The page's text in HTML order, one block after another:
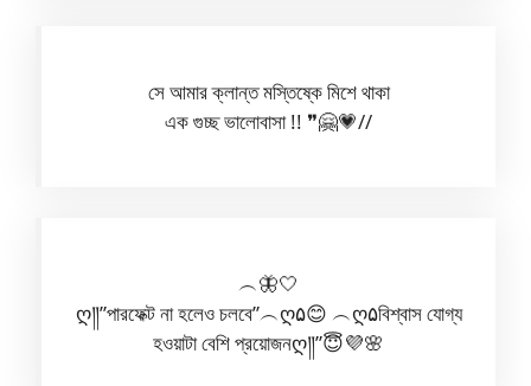
সে আমার ক্লান্ত মস্তিষ্কে মিশে থাকা
এক গুচ্ছ ভালোবাসা !! ❞🤗💗//
︵🦋🤍
ღ༎”পারফেক্ট না হলেও চলবে”︵ღ۵😊 ︵ღ۵বিশ্বাস যোগ্য
হওয়াটা বেশি প্রয়োজনღ༎”😇💜🌸